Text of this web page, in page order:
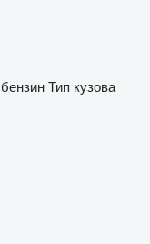
бензин Тип кузова